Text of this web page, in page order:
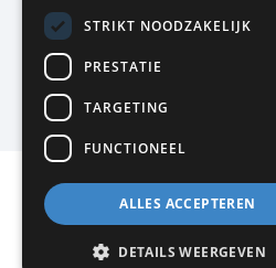
020-617 01 26
info@kmpkantoormeubilair.nl
Facebook
Instagram
KMP Kantoormeubilair levert aan
GENOEMDE PRIJZEN ZIJN
Montagekosten op aanvraag. Aan
worden ontleend. KMP
voorbehouden. Lees voor gebruik graag
STRIKT NOODZAKELIJK
PRESTATIE
TARGETING
FUNCTIONEEL
ALLES ACCEPTEREN
DETAILS WEERGEVEN